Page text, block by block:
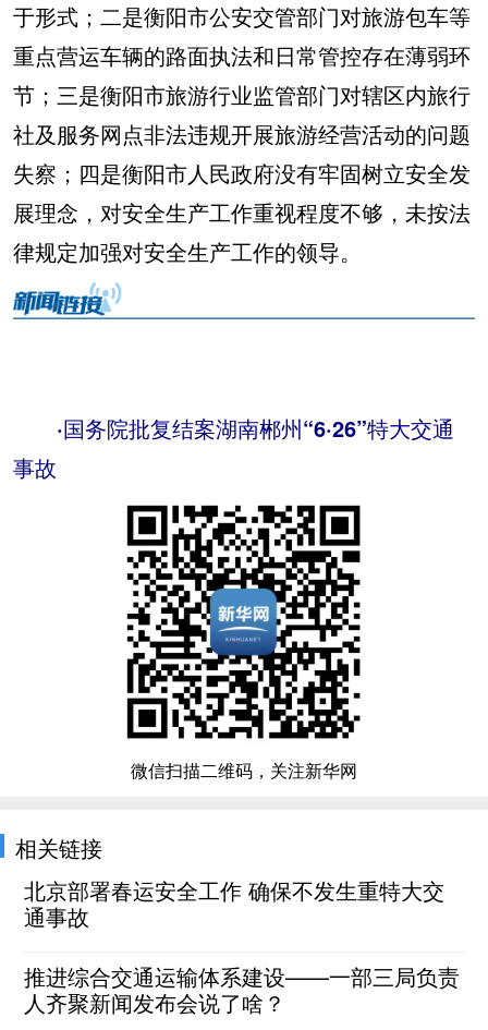
于形式；二是衡阳市公安交管部门对旅游包车等
重点营运车辆的路面执法和日常管控存在薄弱环
节；三是衡阳市旅游行业监管部门对辖区内旅行
社及服务网点非法违规开展旅游经营活动的问题
失察；四是衡阳市人民政府没有牢固树立安全发
展理念，对安全生产工作重视程度不够，未按法
律规定加强对安全生产工作的领导。
·国务院批复结案湖南郴州“6·26”特大交通
事故
微信扫描二维码，关注新华网
相关链接
北京部署春运安全工作 确保不发生重特大交
通事故
推进综合交通运输体系建设——一部三局负责
人齐聚新闻发布会说了啥？